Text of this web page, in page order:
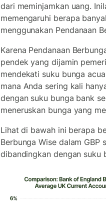
dari meminjamkan uang.
memengaruhi berapa
menggunakan Pendanaan
Karena Pendanaan
pendek yang dijamin
mendekati suku bunga
mana Anda sering kali
dengan suku bunga bank
meneruskan bunga yang
Lihat di bawah ini berapa
Berbunga Wise dalam GBP
dibandingkan dengan suku